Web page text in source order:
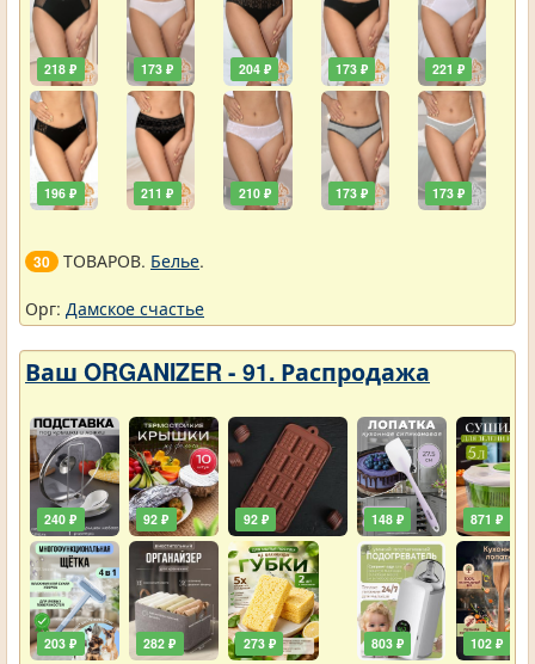
218 ₽
196 ₽
173 ₽
211 ₽
204 ₽
210 ₽
173 ₽
173 ₽
221 ₽
173 ₽
30 ТОВАРОВ. Белье.
Орг: Дамское счастье
Ваш ORGANIZER - 91. Распродажа
240 ₽
203 ₽
92 ₽
282 ₽
92 ₽
273 ₽
148 ₽
803 ₽
871 ₽
102 ₽